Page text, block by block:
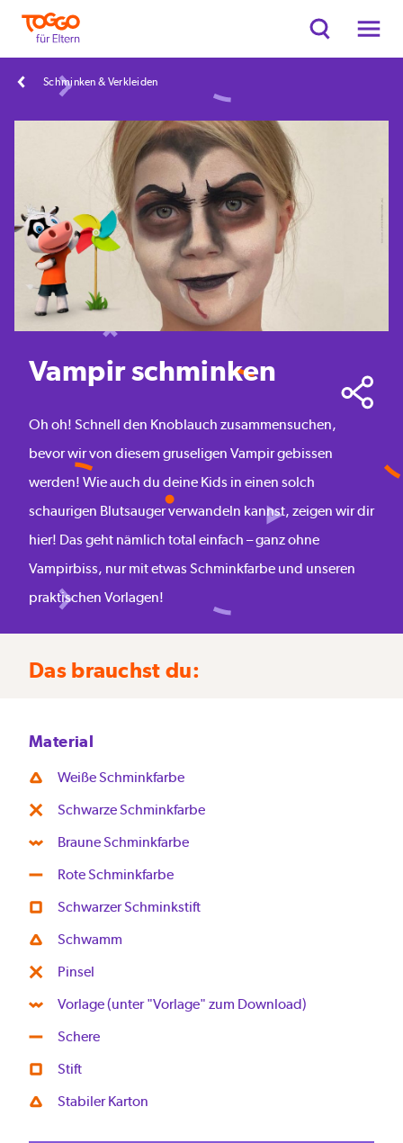
Schminken & Verkleiden
Vampir schminken
Oh oh! Schnell den Knoblauch zusammensuchen,
bevor wir von diesem gruseligen Vampir gebissen
werden! Wie auch du deine Kids in einen solch
schaurigen Blutsauger verwandeln kannst, zeigen wir dir
hier! Das geht nämlich total einfach – ganz ohne
Vampirbiss, nur mit etwas Schminkfarbe und unseren
praktischen Vorlagen!
Das brauchst du:
Material
Weiße Schminkfarbe
Schwarze Schminkfarbe
Braune Schminkfarbe
Rote Schminkfarbe
Schwarzer Schminkstift
Schwamm
Pinsel
Vorlage (unter "Vorlage" zum Download)
Schere
Stift
Stabiler Karton